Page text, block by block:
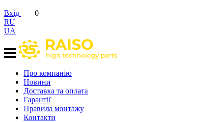
Вхід
0
RU
UA
Про компанію
Новини
Доставка та оплата
Гарантії
Правила монтажу
Контакти